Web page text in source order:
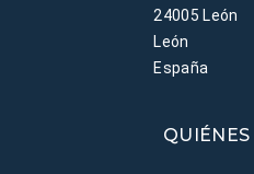
24005 León
León
España